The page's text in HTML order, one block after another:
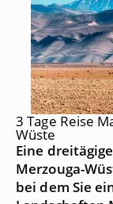
3 Tage Reise
Wüste
Eine
Merzouga-
bei dem Sie